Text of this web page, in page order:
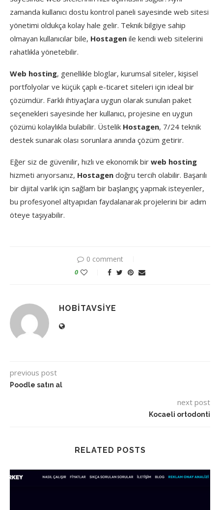
zamanda kullanıcı dostu kontrol paneli sayesinde web sitesi
yönetimi oldukça kolay hale gelir. Teknik bilgiye sahip
olmayan kullanıcılar bile, Hostagen ile kendi web sitelerini
rahatlıkla yönetebilir.
Web hosting, genellikle bloglar, kurumsal siteler, kişisel
portfolyolar ve küçük çaplı e-ticaret siteleri için ideal bir
çözümdür. Farklı ihtiyaçlara uygun olarak sunulan paket
seçenekleri sayesinde her kullanıcı, projesine en uygun
çözümü kolaylıkla bulabilir. Üstelik Hostagen, 7/24 teknik
destek sunarak olası sorunlara anında çözüm getirir.
Eğer siz de güvenilir, hızlı ve ekonomik bir web hosting
hizmeti arıyorsanız, Hostagen doğru tercih olabilir. Başarılı
bir dijital varlık için sağlam bir başlangıç yapmak isteyenler,
bu profesyonel altyapıdan faydalanarak projelerini bir adım
öteye taşıyabilir.
0 comment
0
HOBITAVSIYE
previous post
Poodle satın al
next post
Kocaeli ortodonti
RELATED POSTS